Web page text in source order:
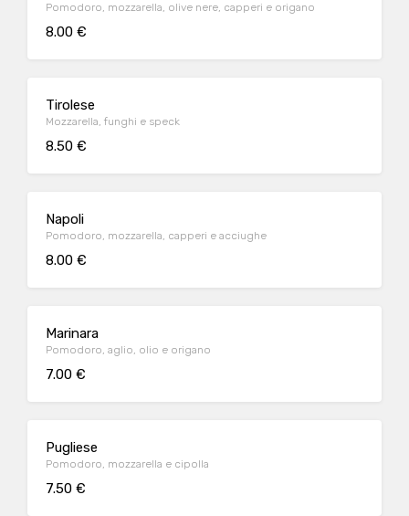
Pomodoro, mozzarella, olive nere, capperi e origano
8.00 €
Tirolese
Mozzarella, funghi e speck
8.50 €
Napoli
Pomodoro, mozzarella, capperi e acciughe
8.00 €
Marinara
Pomodoro, aglio, olio e origano
7.00 €
Pugliese
Pomodoro, mozzarella e cipolla
7.50 €